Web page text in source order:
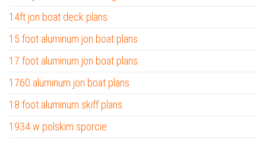
14ft jon boat deck plans
15 foot aluminum jon boat plans
17 foot aluminum jon boat plans
1760 aluminum jon boat plans
18 foot aluminum skiff plans
1934 w polskim sporcie